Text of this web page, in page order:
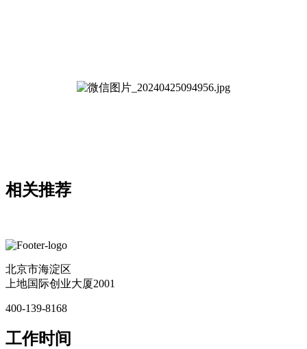
相关推荐
北京市海淀区
上地国际创业大厦2001
400-139-8168
工作时间